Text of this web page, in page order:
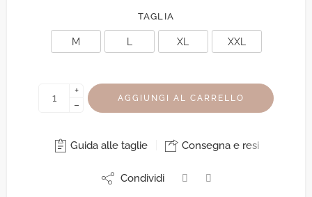
TAGLIA
M XL XXL
+
−
AGGIUNGI AL CARRELLO
Guida alle taglie Consegna e resi
Condividi